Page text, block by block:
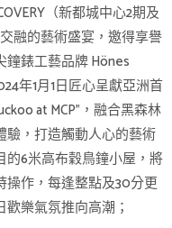
（新都城中心2期及
融的藝術盛宴，邀得享譽
錶工藝品牌 Hönes
年1月1日匠心呈獻亞洲首
at MCP”，融合黑森林
，打造觸動人心的藝術
6米高布穀鳥鐘小屋，將
操作，每逢整點及30分更
樂氣氛推向高潮；